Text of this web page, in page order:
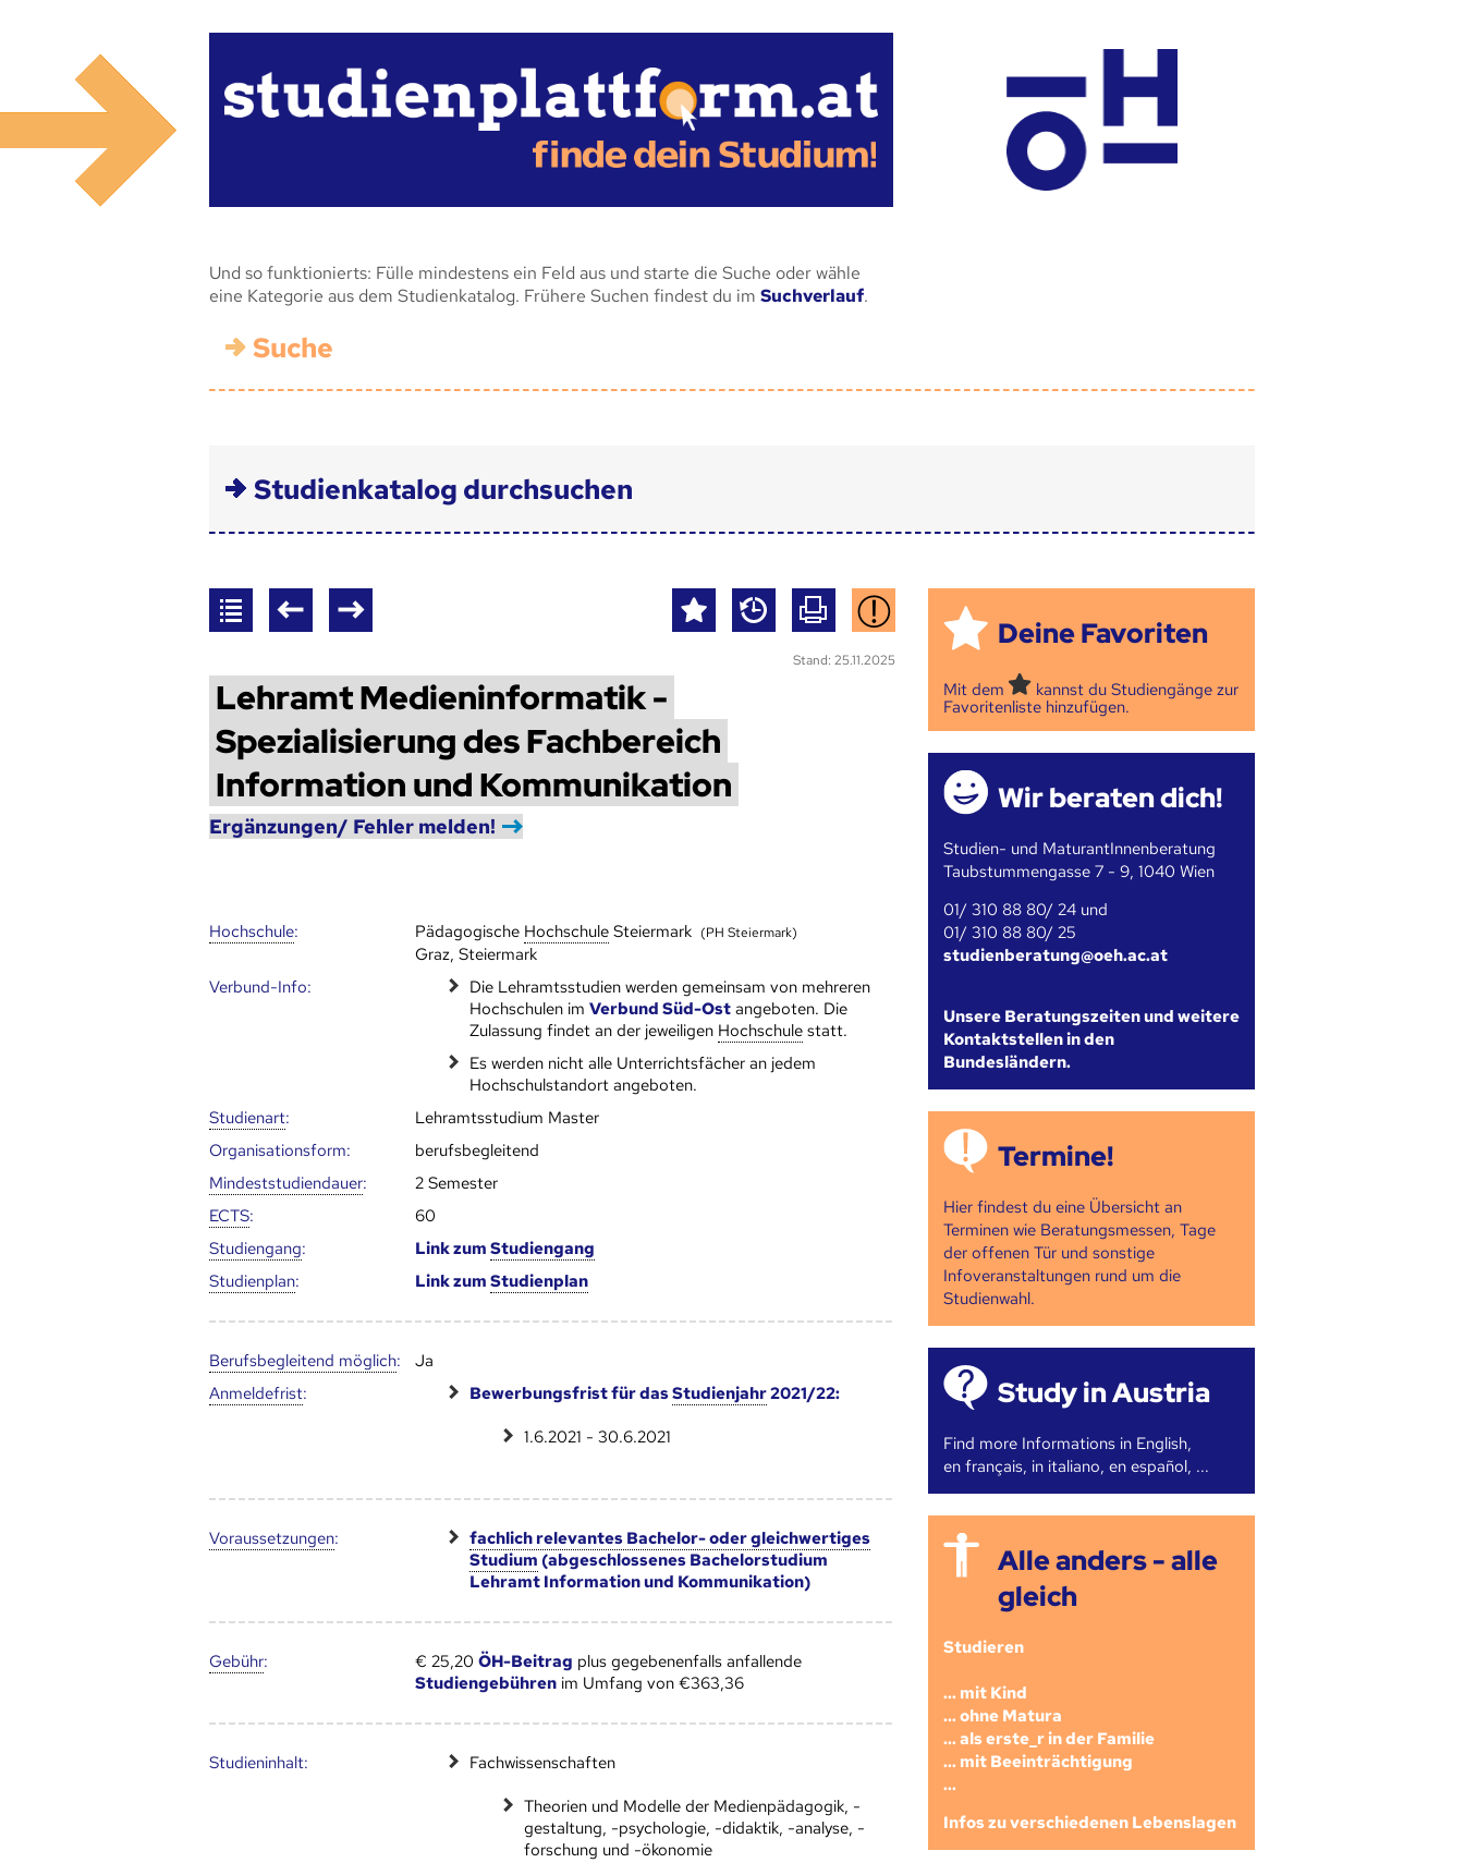
Und so funktionierts: Fülle mindestens ein Feld aus und starte die Suche oder wähle
eine Kategorie aus dem Studienkatalog. Frühere Suchen findest du im Suchverlauf.
Suche
Studienkatalog durchsuchen
Stand: 25.11.2025
Lehramt Medieninformatik -
Spezialisierung des Fachbereich
Information und Kommunikation
Ergänzungen/ Fehler melden!
Hoch­schule: Pädagogische Hoch­schuleSteiermark (PH Steiermark)
Graz, Steiermark
Verbund-Info:
Die Lehramtsstudien werden gemeinsam von mehreren
Hoch­schulen im Verbund Süd-Ostangeboten. Die
Zulassung findet an der jeweiligen Hoch­schulestatt.
Es werden nicht alle Unterrichtsfächer an jedem
Hochschulstandort angeboten.
Studienart:
Lehramtsstudium Master
Organisationsform:
berufsbegleitend
Mindest­studien­dauer:
2 Semester
ECTS:
60
Studien­gang: Link zum Studien­gang
Studien­plan: Link zum Studien­plan
Berufs­begleitend möglich:
Ja
Anmelde­frist: Bewerbungsfrist für dasStudienjahr2021/22:
1.6.2021 - 30.6.2021
Voraus­setzungen:
fachlich relevantes Bachelor- oder gleichwertiges
Studium (abgeschlossenes Bachelorstudium
Lehramt Information und Kommunikation)
Gebühr: € 25,20 ÖH-Beitrag plus gegebenenfalls anfallende
Studiengebührenim Umfang von €363,36
Studien­inhalt: Fachwissenschaften
Theorien und Modelle der Medienpädagogik, -
gestaltung, -psychologie, -didaktik, -analyse, -
forschung und -ökonomie
Deine Favoriten
Mit dem
kannst du Studiengänge zur
Favoritenliste hinzufügen.
Wir beraten dich!
Studien- und MaturantInnenberatung
Taubstummengasse 7 - 9, 1040 Wien
01/ 310 88 80/ 24 und
01/ 310 88 80/ 25
studienberatung@oeh.ac.at
Unsere Beratungszeiten und weitere
Kontaktstellen in den
Bundesländern.
Termine!
Hier findest du eine Übersicht an
Terminen wie Beratungsmessen, Tage
der offenen Tür und sonstige
Infoveranstaltungen rund um die
Studienwahl.
Study in Austria
Find more Informations in English,
en français, in italiano, en español, ...
Alle anders - alle
gleich
Studieren
... mit Kind
... ohne Matura
... als erste_r in der Familie
... mit Beeinträchtigung
...
Infos zu verschiedenen Lebenslagen